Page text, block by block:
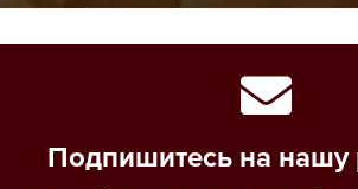
Подпишитесь на нашу